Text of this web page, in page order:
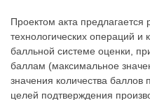
Проектом акта предлагается
технологических операций
балльной системе оценки,
баллам (максимальное
значения количества баллов
целей подтверждения